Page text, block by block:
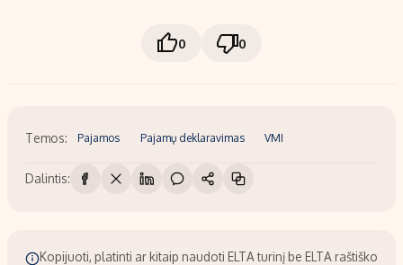
0 0
Temos: Pajamos Pajamų deklaravimas VMI
Dalintis:
Kopijuoti, platinti ar kitaip naudoti ELTA turinį be ELTA raštiško